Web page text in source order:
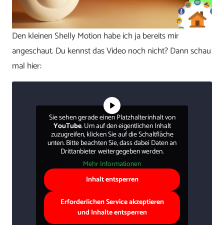
Den kleinen Shelly Motion habe ich ja bereits mir
angeschaut. Du kennst das Video noch nicht? Dann schau
mal hier:
Sie sehen gerade einen Platzhalterinhalt von
YouTube. Um auf den eigentlichen Inhalt
zuzugreifen, klicken Sie auf die Schaltfläche
unten. Bitte beachten Sie, dass dabei Daten an
Drittanbieter weitergegeben werden.
Mehr Informationen
Inhalt entsperren
Erforderlichen Service akzeptieren
und Inhalte entsperren